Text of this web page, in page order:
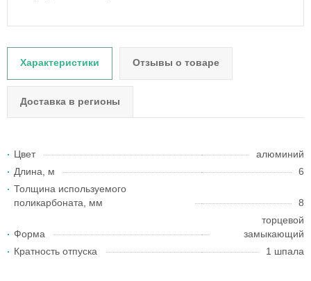
Характеристики Отзывы о товаре
Доставка в регионы
Цвет
алюминий
Длина, м
6
Толщина используемого
поликарбоната, мм
8
Форма
торцевой
замыкающий
Кратность отпуска
1 шпала